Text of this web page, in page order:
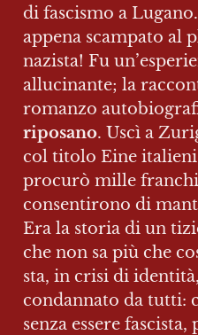
di fascismo a
appena scampato al
nazista! Fu
allucinante; la
romanzo
riposano. Uscì a
col titolo Eine
procurò mille
consentirono di
Era la storia di un
che non sa più che
sta, in crisi di
condannato da tutti:
senza essere